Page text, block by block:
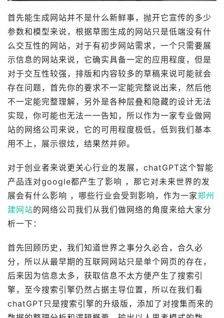
首先能生成网站并不是什么新鲜事，抛开它宣传的多少
参数和模型来说，根据草图生成的网站只是低端没有什
么交互性的网站，对于有初步网站需求，一个只需要展
示信息的网站来说，它确实具备一定的应用程度，但是
对于交互性较强，排版和内容较多的草稿来说可能就会
存在问题，首先你的要求不一定能完整说出来，然后他
不一定能完整理解，另外是各种层叠和隐藏的设计无法
实现，你可能也无法一一告知，所以作为一家专业做网
站的网络公司来说，它的可用程度极低，低到我们基本
用不上，展示很炫，结果然并卵。
对于创业者来说更关心行业的发展，chatGPT这个智能
产品连对google都产生了影响 ，那它对未来世界的发
展会有什么影响 ，哪些行业会受到影响，作为一家郑州
建网站的网络公司我们从我们做网络的角度来给大家分
析一下：
首先回顾历史，我们知道世界之事分久必合，合久必
分，所以从最早期的互联网网站只是单个网页的存在，
后来因为信息太多，获取信息不太方便产生了搜索引
擎，至今搜索引擎仍然占据主导位置，所以在我们看
chatGPT只是搜索引擎的升级版，添加了对搜集而来的